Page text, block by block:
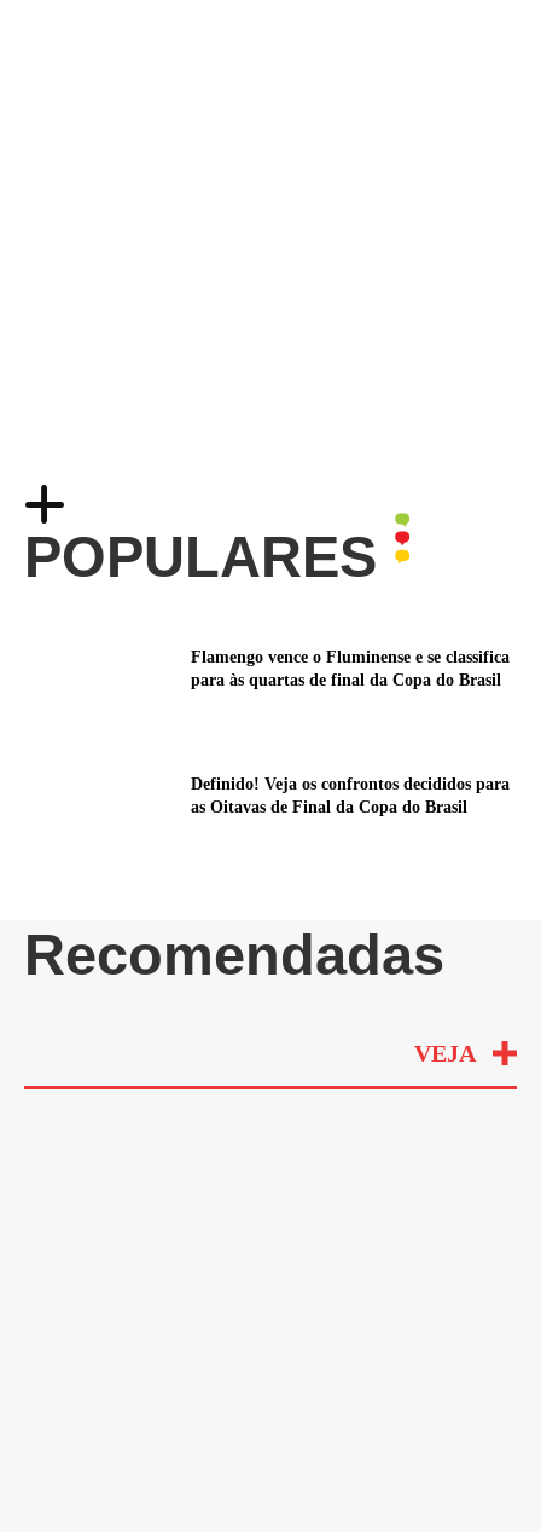
POPULARES
Flamengo vence o Fluminense e se classifica
para às quartas de final da Copa do Brasil
Definido! Veja os confrontos decididos para
as Oitavas de Final da Copa do Brasil
Recomendadas
VEJA